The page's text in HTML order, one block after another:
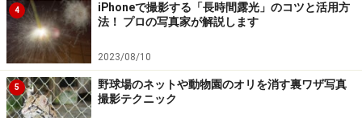
オートフォーカス任せで、ピント合わせをして撮影。ピ
ントを合わせたかった箇所は、手前の犬の置物。しか
し、ピントは奥のサボテンに合っています
4
iPhoneで撮影する「長時間露光」のコツと活用方
法！ プロの写真家が解説します
2023/08/10
5
野球場のネットや動物園のオリを消す裏ワザ写真
撮影テクニック